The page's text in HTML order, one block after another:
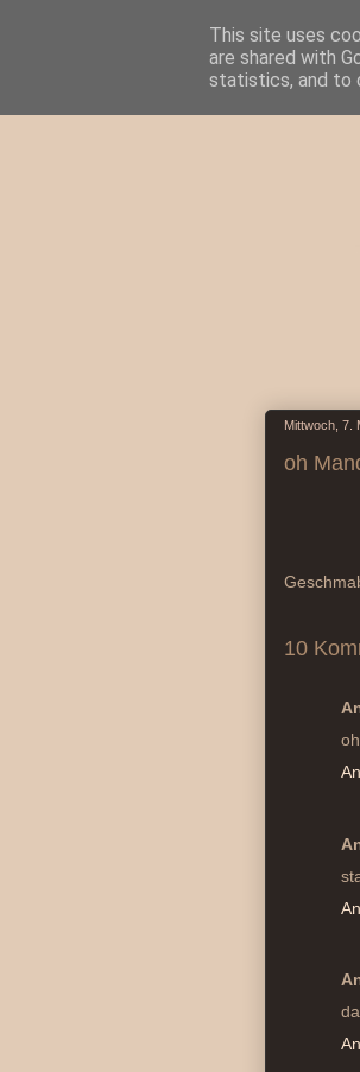
Mittwoch, 7.
oh
10
This site uses
are shared with
statistics, and to